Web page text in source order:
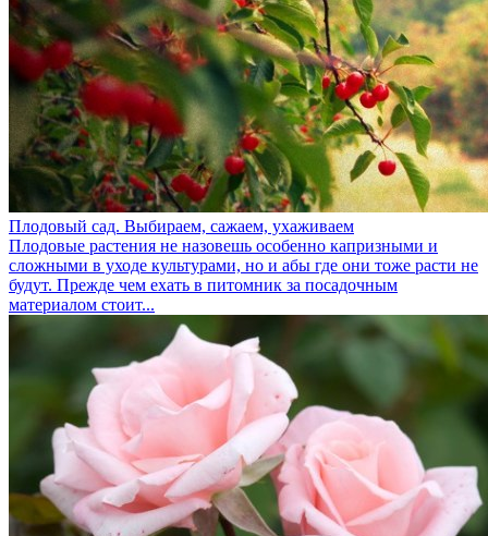
Плодовый сад. Выбираем, сажаем, ухаживаем
Плодовые растения не назовешь особенно капризными и
сложными в уходе культурами, но и абы где они тоже расти не
будут. Прежде чем ехать в питомник за посадочным
материалом стоит...